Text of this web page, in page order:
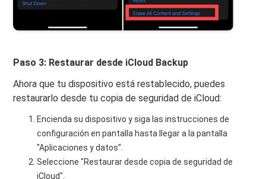
Paso 3: Restaurar desde iCloud Backup
Ahora que tu dispositivo está restablecido, puedes
restaurarlo desde tu copia de seguridad de iCloud:
Encienda su dispositivo y siga las instrucciones de
configuración en pantalla hasta llegar a la pantalla
"Aplicaciones y datos".
Seleccione "Restaurar desde copia de seguridad de
iCloud".